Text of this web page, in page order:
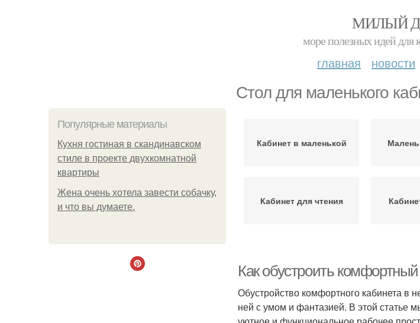
МИЛЫЙ
море полезных идей для
главная новости
Стол для маленького
Популярные материалы
Кухня гостиная в скандинавском
стиле в проекте двухкомнатной
квартиры
Жена очень хотела завести собачку,
и что вы думаете.
Кабинет в маленькой
Кабинет для чтения
Как обустроить
Обустройство комфортного кабинета в
ней с умом и фантазией. В этой статье